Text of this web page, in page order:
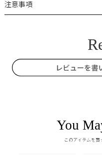
注意事項
You
このアイテムを買